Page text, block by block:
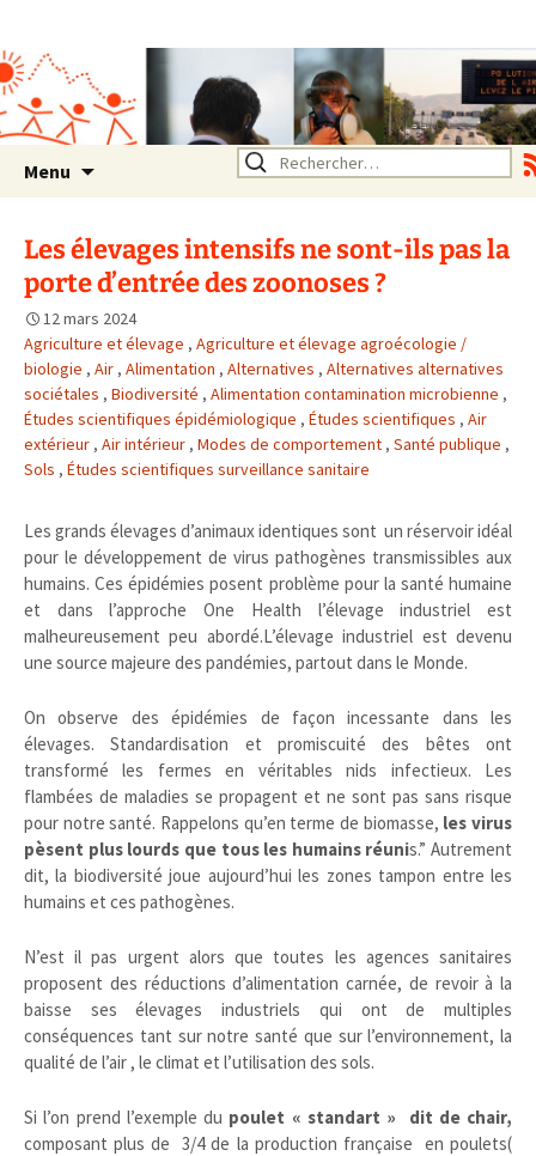
Rhône Alpes
Un environnement sain pour
la santé de tous
Menu Rechercher :
Les élevages intensifs ne sont-ils pas la
porte d’entrée des zoonoses ?
12 mars 2024
Agriculture et élevage , Agriculture et élevage agroécologie /
biologie , Air , Alimentation , Alternatives , Alternatives alternatives
sociétales , Biodiversité , Alimentation contamination microbienne ,
Études scientifiques épidémiologique , Études scientifiques , Air
extérieur , Air intérieur , Modes de comportement , Santé publique ,
Sols , Études scientifiques surveillance sanitaire
Les grands élevages d’animaux identiques sont un réservoir idéal
pour le développement de virus pathogènes transmissibles aux
humains. Ces épidémies posent problème pour la santé humaine
et dans l’approche One Health l’élevage industriel est
malheureusement peu abordé.L’élevage industriel est devenu
une source majeure des pandémies, partout dans le Monde.
On observe des épidémies de façon incessante dans les
élevages. Standardisation et promiscuité des bêtes ont
transformé les fermes en véritables nids infectieux. Les
flambées de maladies se propagent et ne sont pas sans risque
pour notre santé. Rappelons qu’en terme de biomasse, les virus
pèsent plus lourds que tous les humains réunis.” Autrement
dit, la biodiversité joue aujourd’hui les zones tampon entre les
humains et ces pathogènes.
N’est il pas urgent alors que toutes les agences sanitaires
proposent des réductions d’alimentation carnée, de revoir à la
baisse ses élevages industriels qui ont de multiples
conséquences tant sur notre santé que sur l’environnement, la
qualité de l’air , le climat et l’utilisation des sols.
Si l’on prend l’exemple du poulet « standart » dit de chair,
composant plus de 3/4 de la production française en poulets(